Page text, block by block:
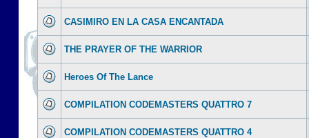
CASIMIRO EN LA CASA ENCANTADA
THE PRAYER OF THE WARRIOR
Heroes Of The Lance
COMPILATION CODEMASTERS QUATTRO 7
COMPILATION CODEMASTERS QUATTRO 4